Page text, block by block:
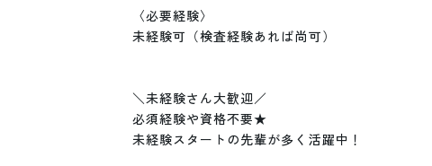
〈必要経験〉
未経験可（検査経験あれば尚可）
＼未経験さん大歓迎／
必須経験や資格不要★
未経験スタートの先輩が多く活躍中！